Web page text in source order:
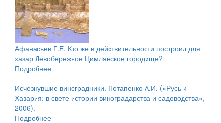
Афанасьев Г.Е. Кто же в действительности построил для
хазар Левобережное Цимлянское городище?
Подробнее
Исчезнувшие виноградники. Потапенко А.И. («Русь и
Хазария: в свете истории виноградарства и садоводства»,
2006).
Подробнее